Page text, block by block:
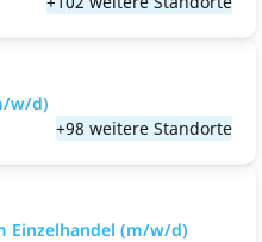
w/d)
+98 weitere Standorte
Einzelhandel (m/w/d)